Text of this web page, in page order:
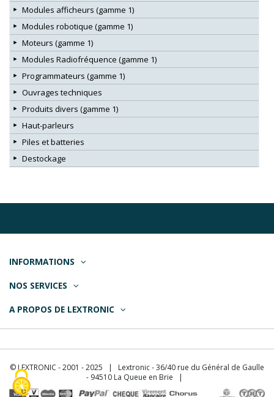
Modules afficheurs (gamme 1)
Modules robotique (gamme 1)
Moteurs (gamme 1)
Modules Radiofréquence (gamme 1)
Programmateurs (gamme 1)
Ouvrages techniques
Produits divers (gamme 1)
Haut-parleurs
Piles et batteries
Destockage
INFORMATIONS
NOS SERVICES
A PROPOS DE LEXTRONIC
© LEXTRONIC - 2001 - 2025 | Lextronic - 36/40 rue du Général de Gaulle
- 94510 La Queue en Brie |